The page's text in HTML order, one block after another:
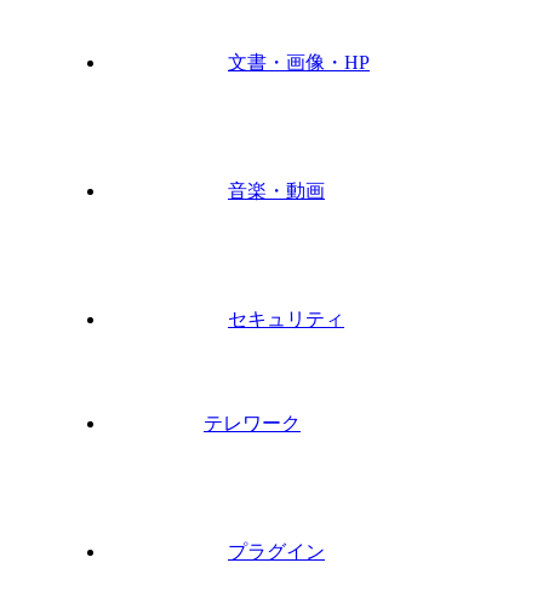
文書・画像・HP
音楽・動画
セキュリティ
テレワーク
プラグイン